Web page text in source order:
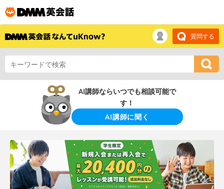
質問する
AI講師ならいつでも相談可能で
す！
AI講師に聞く